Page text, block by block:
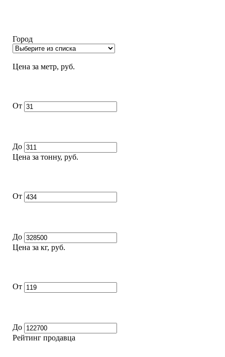
Город
Цена за метр, руб.
От
До
Цена за тонну, руб.
От
До
Цена за кг, руб.
От
До
Рейтинг продавца